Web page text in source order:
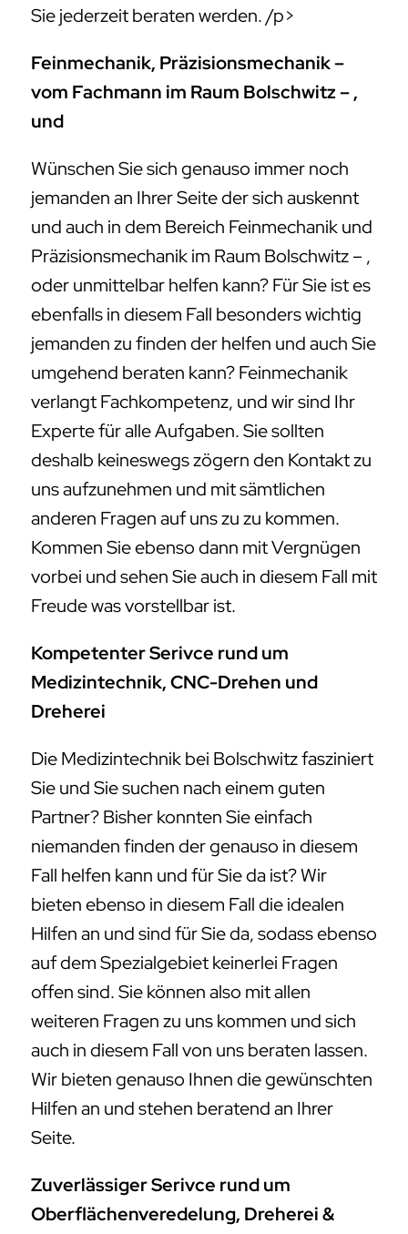
Sie jederzeit beraten werden. /p>
Feinmechanik, Präzisionsmechanik –
vom Fachmann im Raum Bolschwitz – ,
und
Wünschen Sie sich genauso immer noch
jemanden an Ihrer Seite der sich auskennt
und auch in dem Bereich Feinmechanik und
Präzisionsmechanik im Raum Bolschwitz – ,
oder unmittelbar helfen kann? Für Sie ist es
ebenfalls in diesem Fall besonders wichtig
jemanden zu finden der helfen und auch Sie
umgehend beraten kann? Feinmechanik
verlangt Fachkompetenz, und wir sind Ihr
Experte für alle Aufgaben. Sie sollten
deshalb keineswegs zögern den Kontakt zu
uns aufzunehmen und mit sämtlichen
anderen Fragen auf uns zu zu kommen.
Kommen Sie ebenso dann mit Vergnügen
vorbei und sehen Sie auch in diesem Fall mit
Freude was vorstellbar ist.
Kompetenter Serivce rund um
Medizintechnik, CNC-Drehen und
Dreherei
Die Medizintechnik bei Bolschwitz fasziniert
Sie und Sie suchen nach einem guten
Partner? Bisher konnten Sie einfach
niemanden finden der genauso in diesem
Fall helfen kann und für Sie da ist? Wir
bieten ebenso in diesem Fall die idealen
Hilfen an und sind für Sie da, sodass ebenso
auf dem Spezialgebiet keinerlei Fragen
offen sind. Sie können also mit allen
weiteren Fragen zu uns kommen und sich
auch in diesem Fall von uns beraten lassen.
Wir bieten genauso Ihnen die gewünschten
Hilfen an und stehen beratend an Ihrer
Seite.
Zuverlässiger Serivce rund um
Oberflächenveredelung, Dreherei &